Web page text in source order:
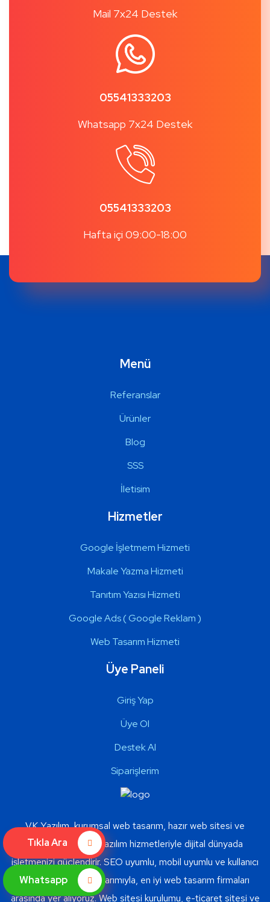
Tıkla Ara
Whatsapp
Mail 7x24 Destek
05541333203
Whatsapp 7x24 Destek
05541333203
Hafta içi 09:00-18:00
Menü
Referanslar
Ürünler
Blog
SSS
İletisim
Hizmetler
Google İşletmem Hizmeti
Makale Yazma Hizmeti
Tanıtım Yazısı Hizmeti
Google Ads ( Google Reklam )
Web Tasarım Hizmeti
Üye Paneli
Giriş Yap
Üye Ol
Destek Al
Siparişlerim
VK Yazılım, kurumsal web tasarım, hazır web sitesi ve
profesyonel web yazılım hizmetleriyle dijital dünyada
işletmenizi güçlendirir. SEO uyumlu, mobil uyumlu ve kullanıcı
dostu web sitesi tasarımıyla, en iyi web tasarım firmaları
arasında yer alıyoruz. Web sitesi kurulumu, e-ticaret sitesi ve